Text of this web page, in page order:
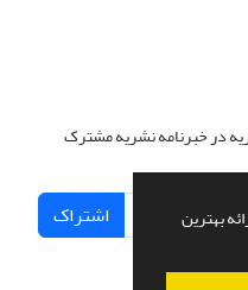
بهترین
در خبرنامه نشریه مشترک
اشتراک